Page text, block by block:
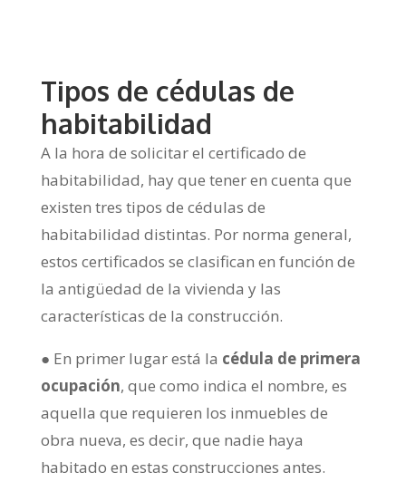
Tipos de cédulas de
habitabilidad
A la hora de solicitar el certificado de
habitabilidad, hay que tener en cuenta que
existen tres tipos de cédulas de
habitabilidad distintas. Por norma general,
estos certificados se clasifican en función de
la antigüedad de la vivienda y las
características de la construcción.
● En primer lugar está la cédula de primera
ocupación, que como indica el nombre, es
aquella que requieren los inmuebles de
obra nueva, es decir, que nadie haya
habitado en estas construcciones antes.